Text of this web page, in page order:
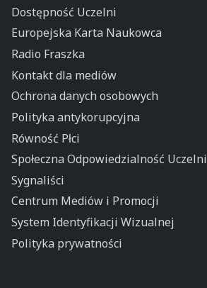
Dostępność Uczelni
Europejska Karta Naukowca
Radio Fraszka
Kontakt dla mediów
Ochrona danych osobowych
Polityka antykorupcyjna
Równość Płci
Społeczna Odpowiedzialność Uczelni
Sygnaliści
Centrum Mediów i Promocji
System Identyfikacji Wizualnej
Polityka prywatności